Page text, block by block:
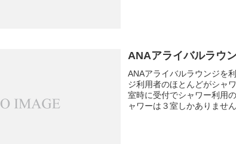
ANAアライバルラウ
ANAアライバルラウンジを
ジ利用者のほとんどがシャ
室時に受付でシャワー利用
ャワーは３室しかありませ